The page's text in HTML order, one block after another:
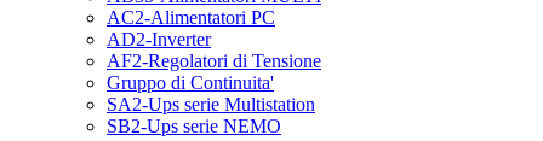
AC2-Alimentatori PC
AD2-Inverter
AF2-Regolatori di Tensione
Gruppo di Continuita'
SA2-Ups serie Multistation
SB2-Ups serie NEMO